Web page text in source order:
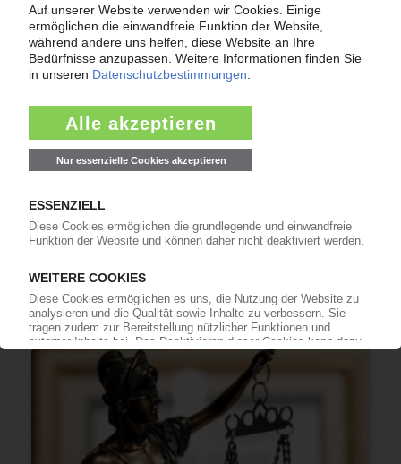
CELANESE
dritten Quartal / Lager- und Sicherheitsmengen
werden deutlich reduziert
08.12.2025